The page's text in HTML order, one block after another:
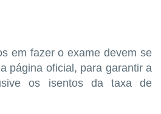
em fazer o exame devem se
página oficial, para garantir a
os isentos da taxa de